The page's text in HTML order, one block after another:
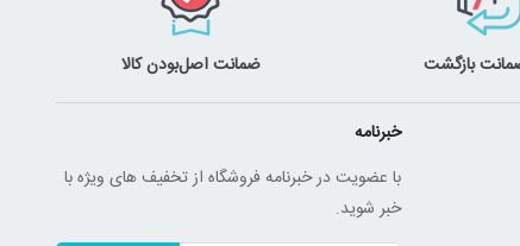
ضمانت اصل‌بودن کالا
خبرنامه
با عضویت در خبرنامه فروشگاه از تخفیف های ویژه با
خبر شوید.